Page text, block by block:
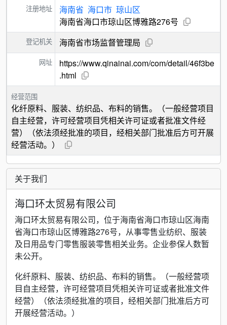
注册地址 海南省 海口市 琼山区
海南省海口市琼山区博雅路276号
登记机关 海南省市场监督管理局
网址
https://www.qinainai.com/com/detail/46f3be
.html
经营范围
化纤原料、服装、纺织品、布料的销售。（一般经营项目
自主经营，许可经营项目凭相关许可证或者批准文件经
营）（依法须经批准的项目，经相关部门批准后方可开展
经营活动。）
关于我们
海口环太贸易有限公司
海口环太贸易有限公司，位于海南省海口市琼山区海南
省海口市琼山区博雅路276号，从事零售业纺织、服装
及日用品专门零售服装零售相关业务。企业参保人数暂
未公开。
化纤原料、服装、纺织品、布料的销售。（一般经营项
目自主经营，许可经营项目凭相关许可证或者批准文件
经营）（依法须经批准的项目，经相关部门批准后方可
开展经营活动。）